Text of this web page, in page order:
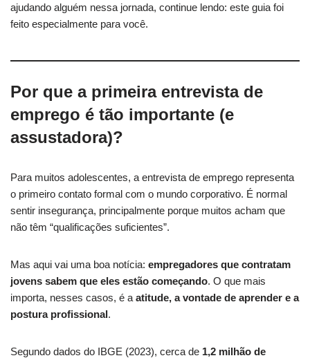
ajudando alguém nessa jornada, continue lendo: este guia foi
feito especialmente para você.
Por que a primeira entrevista de
emprego é tão importante (e
assustadora)?
Para muitos adolescentes, a entrevista de emprego representa
o primeiro contato formal com o mundo corporativo. É normal
sentir insegurança, principalmente porque muitos acham que
não têm “qualificações suficientes”.
Mas aqui vai uma boa notícia: empregadores que contratam
jovens sabem que eles estão começando. O que mais
importa, nesses casos, é a atitude, a vontade de aprender e a
postura profissional.
Segundo dados do IBGE (2023), cerca de 1,2 milhão de